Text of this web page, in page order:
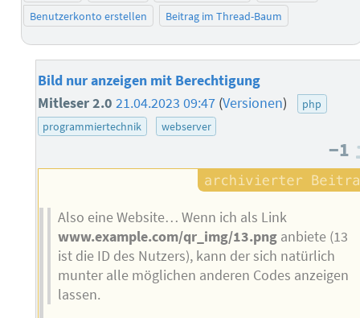
Benutzerkonto erstellen
Beitrag im Thread-Baum
Bild nur anzeigen mit Berechtigung
Mitleser 2.0 21.04.2023 09:47 (Versionen)
php
programmiertechnik
webserver
−1
Also eine Website… Wenn ich als Link
www.example.com/qr_img/13.png anbiete (13
ist die ID des Nutzers), kann der sich natürlich
munter alle möglichen anderen Codes anzeigen
lassen.